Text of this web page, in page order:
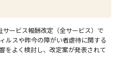
サービス報酬改定（全サービス）で
ルスや昨今の障がい者虐待に関する
をよく検討し、改定案が発表されて